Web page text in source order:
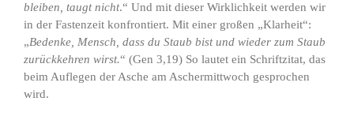
bleiben, taugt nicht.“ Und mit dieser Wirklichkeit werden wir
in der Fastenzeit konfrontiert. Mit einer großen „Klarheit“:
„Bedenke, Mensch, dass du Staub bist und wieder zum Staub
zurückkehren wirst.“ (Gen 3,19) So lautet ein Schriftzitat, das
beim Auflegen der Asche am Aschermittwoch gesprochen
wird.